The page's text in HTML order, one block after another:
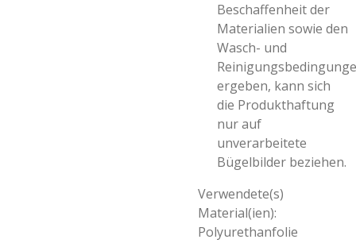
Beschaffenheit der
Materialien sowie den
Wasch- und
ergeben, kann sich
die Produkthaftung
nur auf
unverarbeitete
Bügelbilder beziehen.
Verwendete(s)
Material(ien):
Polyurethanfolie